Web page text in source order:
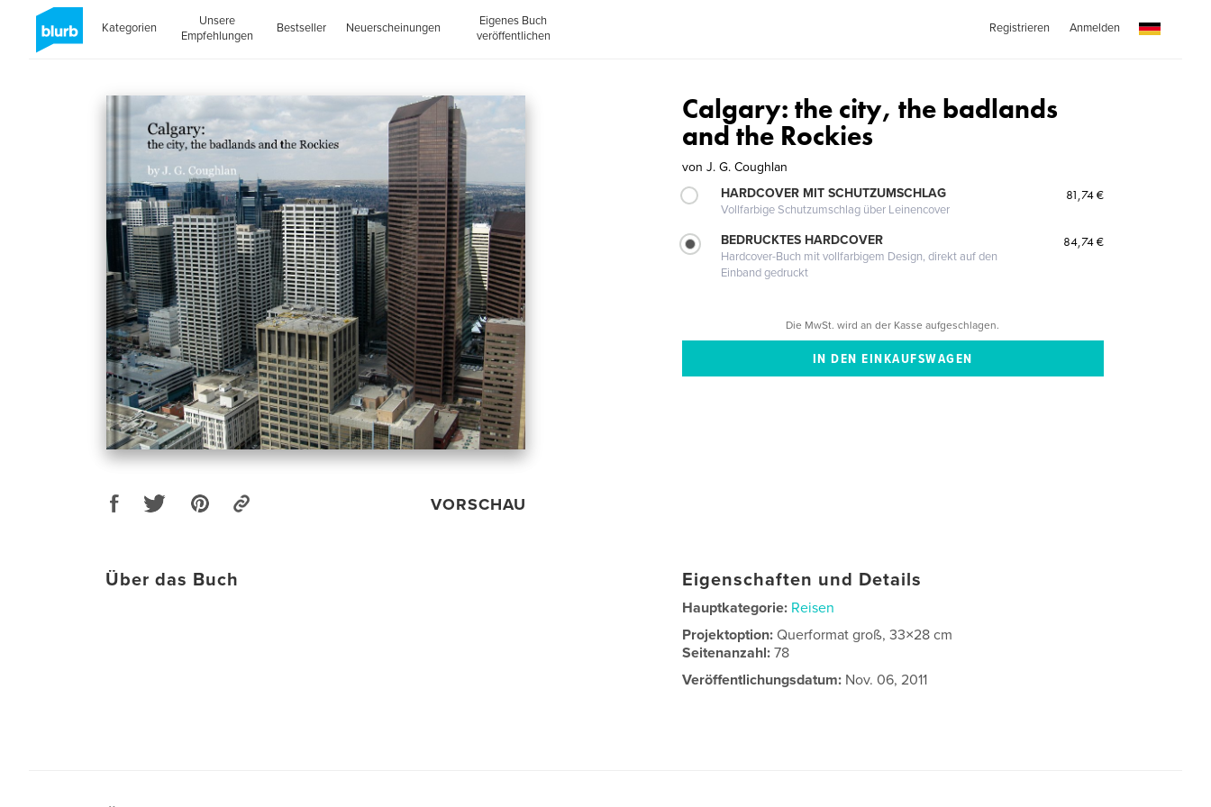
Kategorien
Unsere
Empfehlungen
Bestseller Neuerscheinungen
Eigenes Buch
veröffentlichen
Registrieren Anmelden
VORSCHAU
Calgary: the city, the badlands
and the Rockies
von J. G. Coughlan
HARDCOVER MIT SCHUTZUMSCHLAG
Vollfarbige Schutzumschlag über Leinencover
81,74 €
BEDRUCKTES HARDCOVER
Hardcover-Buch mit vollfarbigem Design, direkt auf den
Einband gedruckt
84,74 €
Die MwSt. wird an der Kasse aufgeschlagen.
Über das Buch Eigenschaften und Details
Hauptkategorie: Reisen
Projektoption:Querformat groß, 33×28 cm
Seitenanzahl:78
Veröffentlichungsdatum: Nov. 06, 2011